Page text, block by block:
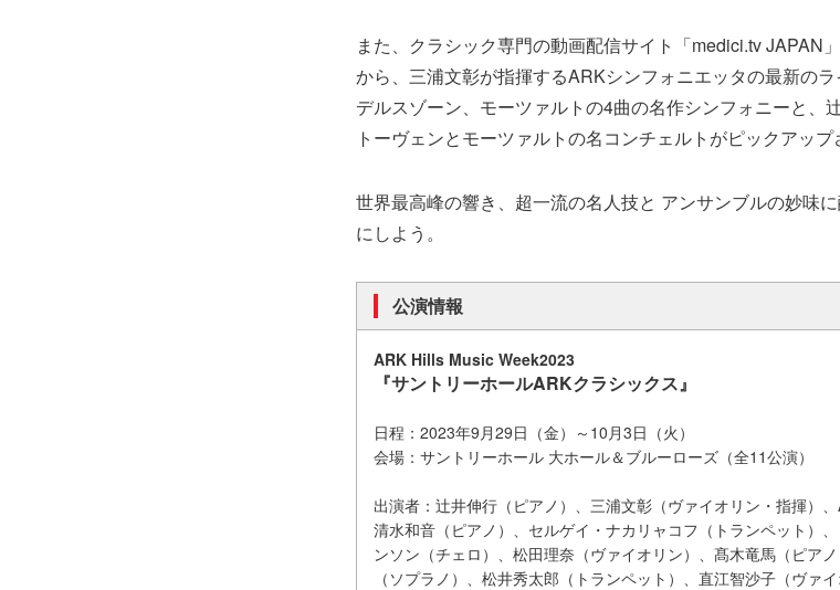
また、クラシック専門の動画配信サイト「medici.tv JAPAN
から、三浦文彰が指揮するARKシンフォニエッタの最新の
デルスゾーン、モーツァルトの4曲の名作シンフォニーと、
トーヴェンとモーツァルトの名コンチェルトがピックアップ
世界最高峰の響き、超一流の名人技と アンサンブルの妙味
にしよう。
公演情報
ARK Hills Music Week2023
『サントリーホールARKクラシックス』
日程：2023年9月29日（金）～10月3日（火）
会場：サントリーホール 大ホール＆ブルーローズ（全11公演）
出演者：辻井伸行 （ピアノ）、三浦文彰（ヴァイオリン・指揮）
清水和音（ピアノ）、セルゲイ・ナカリャコフ（トランペット）
ンソン（チェロ）、松田理奈（ヴァイオリン）、髙木竜馬（ピア
（ソプラノ）、松井秀太郎（トランペット）、直江智沙子（ヴァ